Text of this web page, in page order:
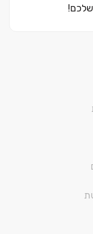
שלכם!